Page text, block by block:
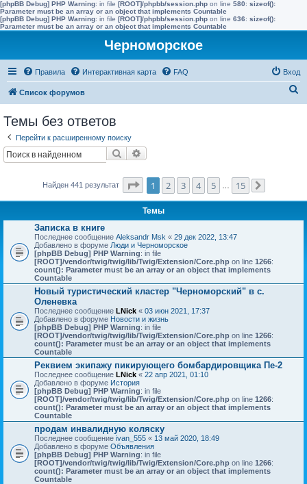
[phpBB Debug] PHP Warning: in file [ROOT]/phpbb/session.php on line 580: sizeof():
Parameter must be an array or an object that implements Countable
[phpBB Debug] PHP Warning: in file [ROOT]/phpbb/session.php on line 636: sizeof():
Parameter must be an array or an object that implements Countable
Черноморское
Правила Интерактивная карта FAQ Вход
Список форумов
Темы без ответов
Перейти к расширенному поиску
Поиск
Найден 441 результат Страница1 из
1 2 3 4 5 15
Темы
Записка в книге
Последнее сообщение Aleksandr Msk « 29 дек 2022, 13:47
Добавлено в форуме Люди и Черноморское
[phpBB Debug] PHP Warning: in file
[ROOT]/vendor/twig/twig/lib/Twig/Extension/Core.php on line 1266:
count(): Parameter must be an array or an object that implements
Countable
Новый туристический кластер "Черноморский" в с.
Оленевка
Последнее сообщение LNick « 03 июн 2021, 17:37
Добавлено в форуме Новости и жизнь
[phpBB Debug] PHP Warning: in file
[ROOT]/vendor/twig/twig/lib/Twig/Extension/Core.php on line 1266:
count(): Parameter must be an array or an object that implements
Countable
Реквием экипажу пикирующего бомбардировщика Пе-2
Последнее сообщение LNick « 22 апр 2021, 01:10
Добавлено в форуме История
[phpBB Debug] PHP Warning: in file
[ROOT]/vendor/twig/twig/lib/Twig/Extension/Core.php on line 1266:
count(): Parameter must be an array or an object that implements
Countable
продам инвалидную коляску
Последнее сообщение ivan_555 « 13 май 2020, 18:49
Добавлено в форуме Объявления
[phpBB Debug] PHP Warning: in file
[ROOT]/vendor/twig/twig/lib/Twig/Extension/Core.php on line 1266:
count(): Parameter must be an array or an object that implements
Countable